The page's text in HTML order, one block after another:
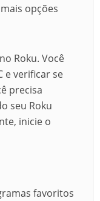
opções
Roku. Você
e verificar se
precisa
seu Roku
inicie o
favoritos